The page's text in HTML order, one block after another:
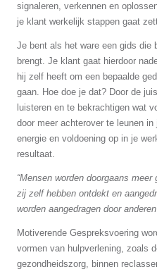
signaleren, verkennen en
je klant werkelijk stappen gaat
Je bent als het ware een gids die
brengt. Je klant gaat hierdoor
hij zelf heeft om een bepaalde
gaan. Hoe doe je dat? Door de
luisteren en te bekrachtigen wat
door meer achterover te leunen
energie en voldoening op in je
resultaat.
“Mensen worden doorgaans
zij zelf hebben ontdekt en
worden aangedragen door
Motiverende Gespreksvoering
vormen van hulpverlening, zoals
gezondheidszorg, binnen